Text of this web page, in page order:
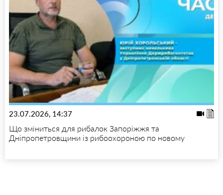
23.07.2026, 14:37
Що зміниться для рибалок Запоріжжя та
Дніпропетровщини із рибоохороною по новому